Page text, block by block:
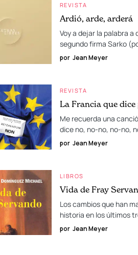
REVISTA
Ardió, arde, arderá
Voy a dejar la palabra
segundo firma Sarko
por Jean Meyer
REVISTA
La Francia que dice
Me recuerda una
dice no, no-no, no-no,
por Jean Meyer
LIBROS
Vida de Fray
Los cambios que han
historia en los últimos
por Jean Meyer